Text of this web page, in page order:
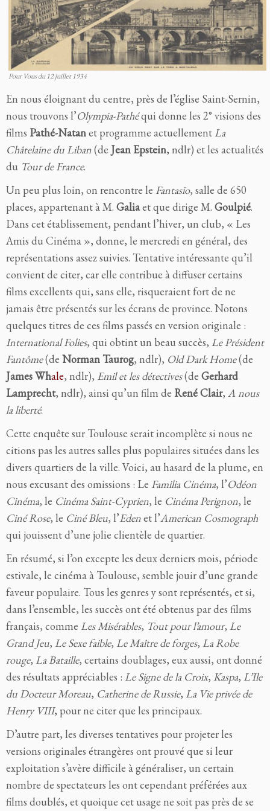
Pour Vous du 12 juillet 1934
En nous éloignant du centre, près de l’église Saint-Sernin,
nous trouvons l’Olympia-Pathéqui donne les 2° visions des
films Pathé-Natanet programme actuellementLa
Châtelaine du Liban(de Jean Epstein, ndlr) et les actualités
du Tour de France.
Un peu plus loin, on rencontre le Fantasio, salle de 650
places, appartenant à M. Galiaet que dirige M. Goulpié.
Dans cet établissement, pendant l’hiver, un club, « Les
Amis du Cinéma », donne, le mercredi en général, des
représentations assez suivies. Tentative intéressante qu’il
convient de citer, car elle contribue à diffuser certains
films excellents qui, sans elle, risqueraient fort de ne
jamais être présentés sur les écrans de province. Notons
quelques titres de ces films passés en version originale :
International Folies, qui obtint un beau succès, Le Président
Fantôme(de Norman Taurog, ndlr), Old Dark Home(de
James Whale, ndlr), Emil et les détectives(de Gerhard
Lamprecht, ndlr), ainsi qu’un film de René Clair, A nous
la liberté.
Cette enquête sur Toulouse serait incomplète si nous ne
citions pas les autres salles plus populaires situées dans les
divers quartiers de la ville. Voici, au hasard de la plume, en
nous excusant des omissions : Le Familia Cinéma, l’Odéon
Cinéma, le Cinéma Saint-Cyprien, le Cinéma Perignon, le
Ciné Rose, le Ciné Bleu, l’Edenet l’American Cosmograph
qui jouissent d’une jolie clientèle de quartier.
En résumé, si l’on excepte les deux derniers mois, période
estivale, le cinéma à Toulouse, semble jouir d’une grande
faveur populaire. Tous les genres y sont représentés, et si,
dans l’ensemble, les succès ont été obtenus par des films
français, comme Les Misérables, Tout pour l’amour, Le
Grand Jeu, Le Sexe faible, Le Maître de forges, La Robe
rouge, La Bataille, certains doublages, eux aussi, ont donné
des résultats appréciables : Le Signe de la Croix, Kaspa, L’Ile
du Docteur Moreau, Catherine de Russie, La Vie privée de
Henry VIII, pour ne citer que les principaux.
D’autre part, les diverses tentatives pour projeter les
versions originales étrangères ont prouvé que si leur
exploitation s’avère difficile à généraliser, un certain
nombre de spectateurs les ont cependant préférées aux
films doublés, et quoique cet usage ne soit pas près de se